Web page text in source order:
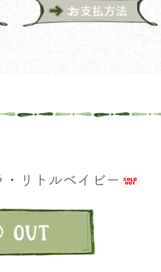
リトルベイビー